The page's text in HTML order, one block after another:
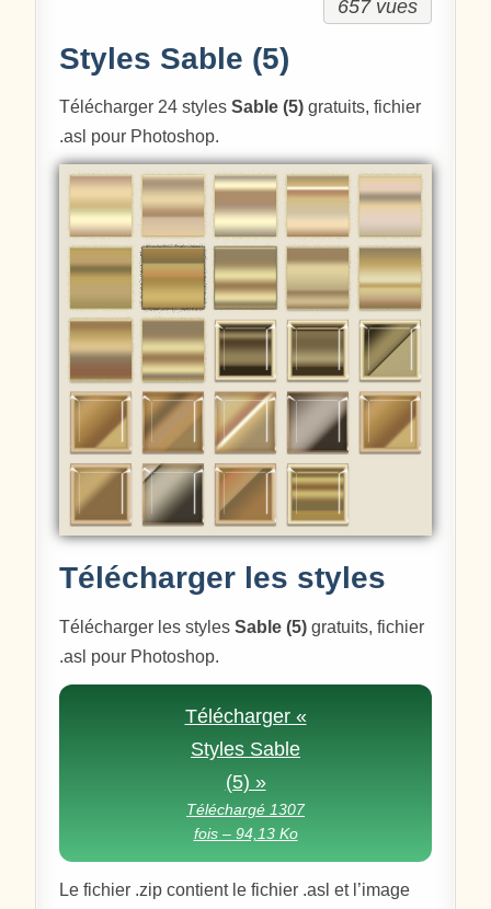
657 vues
Styles Sable (5)
Télécharger 24 stylesSable (5) gratuits, fichier
.asl pour Photoshop.
Télécharger les styles
Télécharger les stylesSable (5) gratuits, fichier
.asl pour Photoshop.
Télécharger «
Styles Sable
(5) »
Téléchargé 1307
fois – 94,13 Ko
Le fichier .zip contient le fichier .asl et l’image